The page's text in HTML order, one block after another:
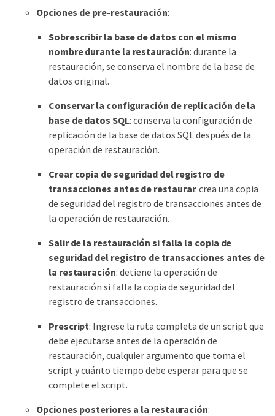
Opciones de pre-restauración:
Sobrescribir la base de datos con el mismo
nombre durante la restauración: durante la
restauración, se conserva el nombre de la base de
datos original.
Conservar la configuración de replicación de la
base de datos SQL: conserva la configuración de
replicación de la base de datos SQL después de la
operación de restauración.
Crear copia de seguridad del registro de
transacciones antes de restaurar: crea una copia
de seguridad del registro de transacciones antes de
la operación de restauración.
Salir de la restauración si falla la copia de
seguridad del registro de transacciones antes de
la restauración: detiene la operación de
restauración si falla la copia de seguridad del
registro de transacciones.
Prescript: Ingrese la ruta completa de un script que
debe ejecutarse antes de la operación de
restauración, cualquier argumento que toma el
script y cuánto tiempo debe esperar para que se
complete el script.
Opciones posteriores a la restauración: